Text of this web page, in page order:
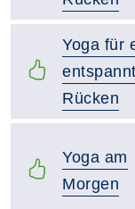
Yoga für
Rücken
Yoga am
Morgen